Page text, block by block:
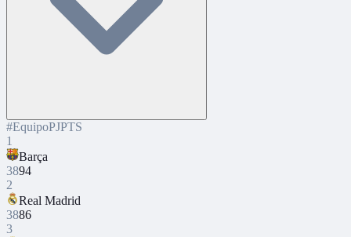
#EquipoPJPTS
1
Barça
3894
2
Real Madrid
3886
3